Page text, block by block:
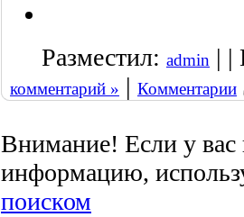
Разместил: admin | |
комментарий » | Комментарии
Внимание! Если у
информацию,
поиском